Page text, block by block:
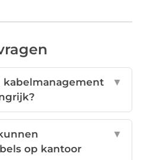
kabelmanagement
▼
op kantoor
▼